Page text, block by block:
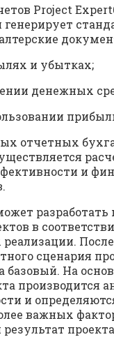
Project
и убытках;
денежных
отчетных
и
разработать
в
сценария
базовый. На
производится
и
важных